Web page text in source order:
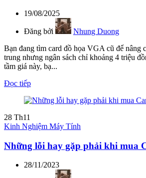
19/08/2025
Đăng bởi
Nhung Duong
Bạn đang tìm card đồ họa VGA cũ để nâng
trung nhưng ngân sách chỉ khoảng 4 triệu
tầm giá này, bạ...
Đọc tiếp
28 Th11
Kinh Nghiệm Máy Tính
Những lỗi hay gặp phải khi mua
28/11/2023